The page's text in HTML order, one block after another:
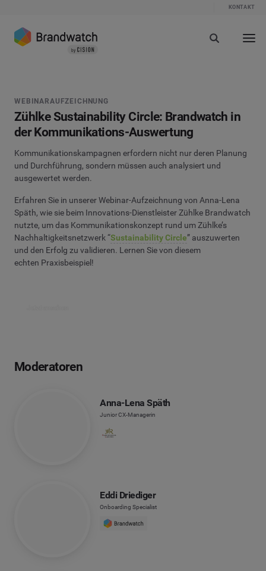
KONTAKT
WEBINARAUFZEICHNUNG
Zühlke Sustainability Circle: Brandwatch in
der Kommunikations-Auswertung
Kommunikationskampagnen erfordern nicht nur deren Planung
und Durchführung, sondern müssen auch analysiert und
ausgewertet werden.
Erfahren Sie in unserer Webinar-Aufzeichnung von Anna-Lena
Späth, wie sie beim Innovations-Dienstleister Zühlke Brandwatch
nutzte, um das Kommunikationskonzept rund um Zühlke’s
Nachhaltigkeitsnetzwerk “Sustainability Circle” auszuwerten
und den Erfolg zu validieren. L ernen Sie von diesem
echten Praxisbeispiel!
Moderatoren
Anna-Lena Späth
Junior CX-Managerin
Eddi Driediger
Onboarding Specialist